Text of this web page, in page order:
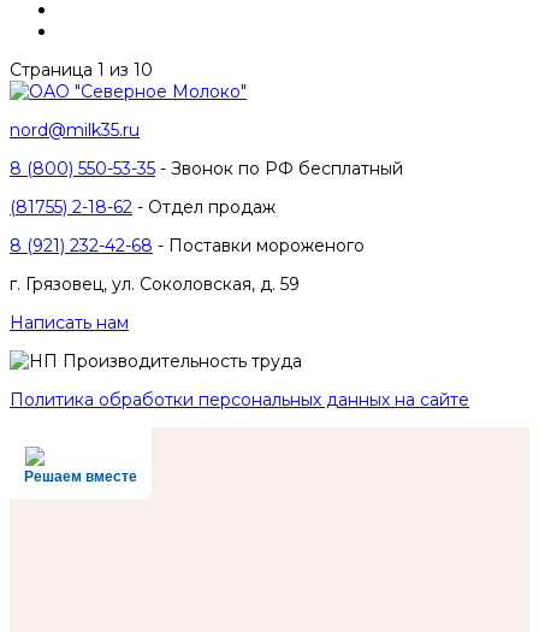
Страница 1 из 10
nord@milk35.ru
8 (800) 550-53-35 - Звонок по РФ бесплатный
(81755) 2-18-62 - Отдел продаж
8 (921) 232-42-68 - Поставки мороженого
г. Грязовец, ул. Соколовская, д. 59
Написать нам
Политика обработки персональных данных на сайте
Решаем вместе